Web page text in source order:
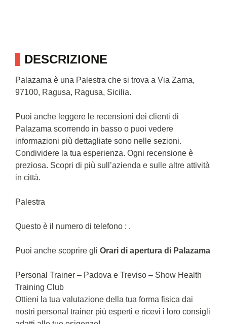
DESCRIZIONE
Palazama è una Palestra che si trova a Via Zama,
97100, Ragusa, Ragusa, Sicilia.
Puoi anche leggere le recensioni dei clienti di
Palazama scorrendo in basso o puoi vedere
informazioni più dettagliate sono nelle sezioni.
Condividere la tua esperienza. Ogni recensione è
preziosa. Scopri di più sull’azienda e sulle altre attività
in città.
Palestra
Questo è il numero di telefono : .
Puoi anche scoprire gli Orari di apertura di Palazama
Personal Trainer – Padova e Treviso – Show Health
Training Club
Ottieni la tua valutazione della tua forma fisica dai
nostri personal trainer più esperti e ricevi i loro consigli